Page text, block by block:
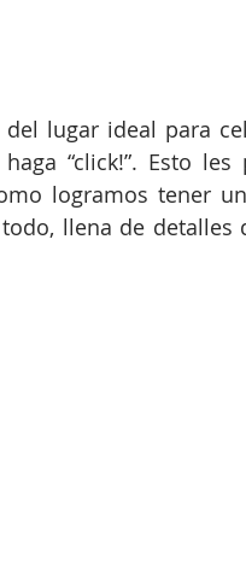
lugar ideal para
“click!”. Esto
logramos tener
llena de